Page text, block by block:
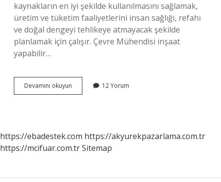
kaynakların en iyi şekilde kullanılmasını sağlamak,
üretim ve tüketim faaliyetlerini insan sağlığı, refahı
ve doğal dengeyi tehlikeye atmayacak şekilde
planlamak için çalışır. Çevre Mühendisi inşaat
yapabilir…
Devamını okuyun Belediye
Çevre
12 Yorum
https://ebadestek.com https://akyurekpazarlama.com.tr
https://mcifuar.com.trSitemap